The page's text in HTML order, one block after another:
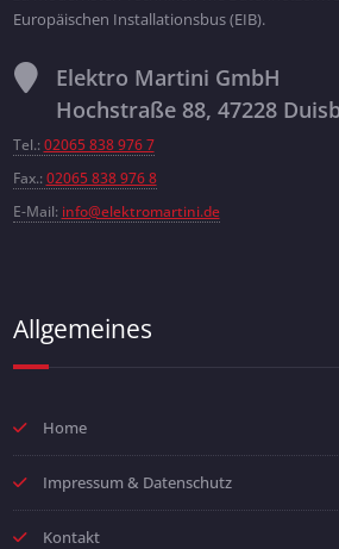
Europäischen Installationsbus (EIB).
Elektro Martini GmbH
Hochstraße 88, 47228
Tel.: 02065 838 976 7
Fax.: 02065 838 976 8
E-Mail: info@elektromartini.de
Allgemeines
Home
Impressum & Datenschutz
Kontakt